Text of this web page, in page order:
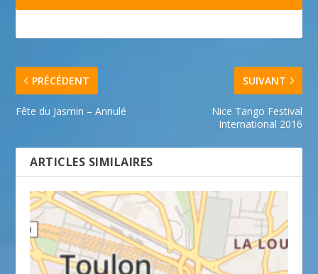
PRÉCÉDENT
Fête du Jasmin – Annulé
SUIVANT
Nice Tango Festival
International 2016
ARTICLES SIMILAIRES